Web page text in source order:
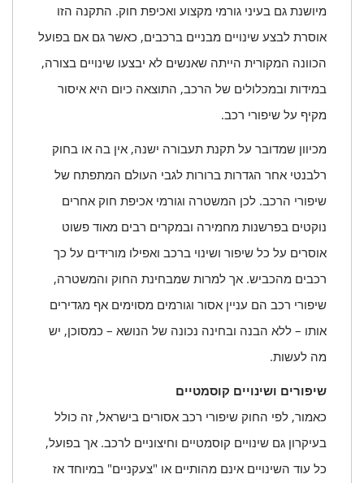
מיושנת גם בעיני גורמי מקצוע ואכיפת חוק. התקנה הזו
אוסרת לבצע שינויים מבניים ברכבים, כאשר גם אם בפועל
הכוונה המקורית הייתה שאנשים לא יבצעו שינויים בצורה,
במידות ובמכלולים של הרכב, התוצאה כיום היא איסור
מקיף על שיפורי רכב.
מכיוון שמדובר על תקנת תעבורה ישנה, אין בה או בחוק
רלבנטי אחר הגדרות ברורות לגבי העולם המתפתח של
שיפורי הרכב. לכן המשטרה וגורמי אכיפת חוק אחרים
נוקטים בפרשנות מחמירה ובמקרים רבים מאוד פשוט
אוסרים על כל שיפור ושינוי ברכב ואפילו מורידים על כך
רכבים מהכביש. אך למרות שמבחינת החוק והמשטרה,
שיפורי רכב הם עניין אסור וגורמים מסוימים אף מגדירים
אותו – ללא הבנה ובחינה נכונה של הנושא – כמסוכן, יש
מה לעשות.
שיפורים ושינויים קוסמטיים
כאמור, לפי החוק שיפורי רכב אסורים בישראל, זה כולל
בעיקרון גם שינויים קוסמטיים וחיצוניים לרכב. אך בפועל,
כל עוד השינויים אינם מהותיים או "צעקניים" במיוחד אז